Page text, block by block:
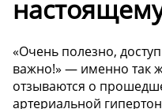
«Очень полезно,
важно!» — именно так
отзываются о
артериальной